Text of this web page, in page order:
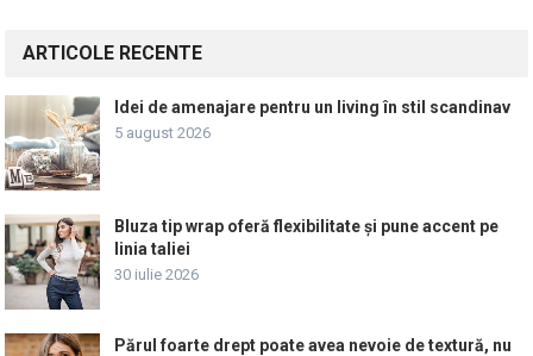
ARTICOLE RECENTE
Idei de amenajare pentru un living în stil scandinav
5 august 2026
Bluza tip wrap oferă flexibilitate și pune accent pe
linia taliei
30 iulie 2026
Părul foarte drept poate avea nevoie de textură, nu